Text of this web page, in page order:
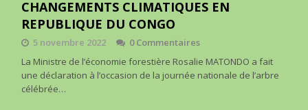
CHANGEMENTS CLIMATIQUES EN
REPUBLIQUE DU CONGO
5 novembre 2022
0 Commentaires
La Ministre de l’économie forestière Rosalie MATONDO a fait
une déclaration à l’occasion de la journée nationale de l’arbre
célébrée…